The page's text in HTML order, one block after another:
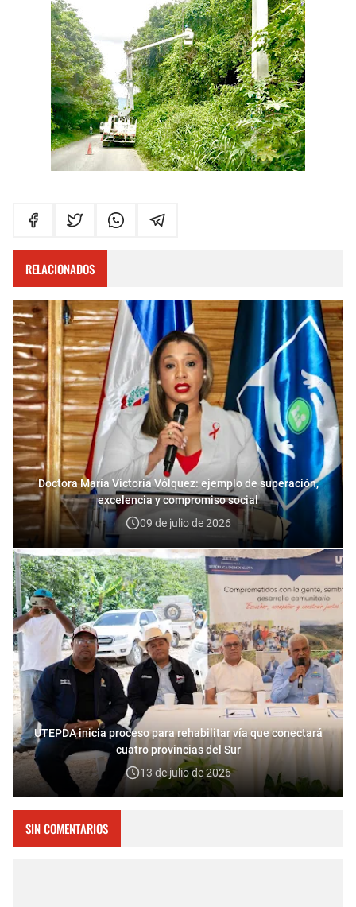
RELACIONADOS
Doctora María Victoria Vólquez: ejemplo de superación,
excelencia y compromiso social
09 de julio de 2026
UTEPDA inicia proceso para rehabilitar vía que conectará
cuatro provincias del Sur
13 de julio de 2026
SIN COMENTARIOS